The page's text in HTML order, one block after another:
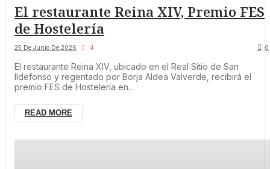
El restaurante Reina XIV, Premio FES
de Hostelería
25 De Junio De 2026 4 0
El restaurante Reina XIV, ubicado en el Real Sitio de San
Ildefonso y regentado por Borja Aldea Valverde, recibirá el
premio FES de Hostelería en...
READ MORE